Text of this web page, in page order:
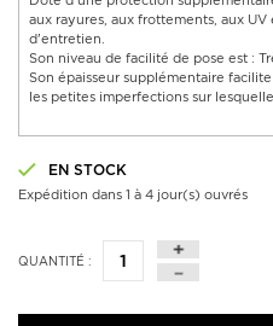
aux rayures, aux frottements, aux
d'entretien.
Son niveau de facilité de pose est :
Son épaisseur supplémentaire
les petites imperfections sur
EN STOCK
Expédition dans 1 à 4 jour(s) ouvrés
QUANTITÉ :